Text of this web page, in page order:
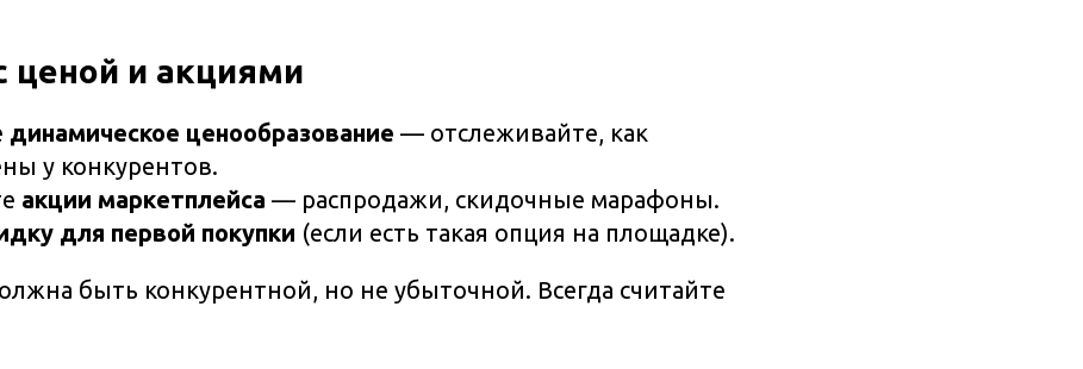
ценой и акциями
динамическое ценообразование — отслеживайте, как
у конкурентов.
акции маркетплейса — распродажи, скидочные марафоны.
для первой покупки (если есть такая опция на площадке).
быть конкурентной, но не убыточной. Всегда считайте